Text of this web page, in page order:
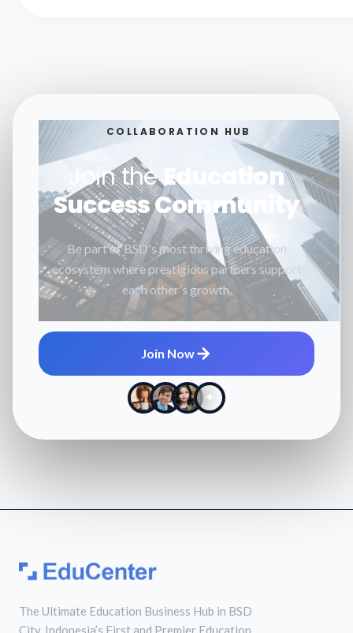
COLLABORATION HUB
Join theEducation
Success Community
Be part of BSD's most thriving education
ecosystem where prestigious partners support
each other's growth.
Join Now
+
The Ultimate Education Business Hub in BSD
City. Indonesia’s First and Premier Education